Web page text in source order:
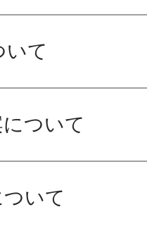
いて
ついて
いて